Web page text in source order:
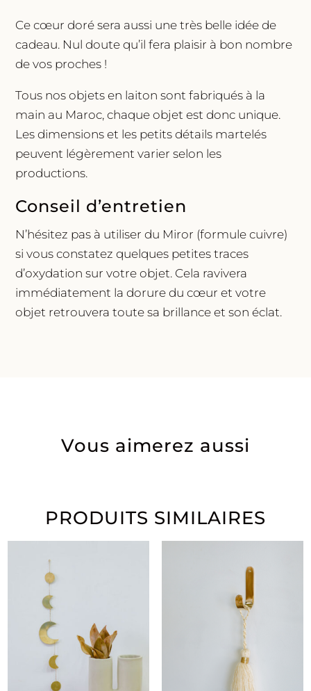
Ce cœur doré sera aussi une très belle idée de
cadeau. Nul doute qu’il fera plaisir à bon nombre
de vos proches !
Tous nos objets en laiton sont fabriqués à la
main au Maroc, chaque objet est donc unique.
Les dimensions et les petits détails martelés
peuvent légèrement varier selon les
productions.
Conseil d’entretien
N’hésitez pas à utiliser du Miror (formule cuivre)
si vous constatez quelques petites traces
d’oxydation sur votre objet. Cela ravivera
immédiatement la dorure du cœur et votre
objet retrouvera toute sa brillance et son éclat.
Vous aimerez aussi
PRODUITS SIMILAIRES